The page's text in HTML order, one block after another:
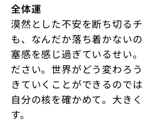
全体運
漠然とした不安を断ち切る
も、なんだか落ち着かない
塞感を感じ過ぎているせい
ださい。世界がどう変わろ
きていくことができるので
自分の核を確かめて。大き
す。